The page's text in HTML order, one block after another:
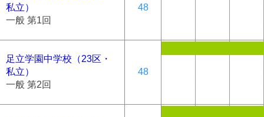
私立）
一般 第1回
48
足立学園中学校（23区・
私立）
一般 第2回
48